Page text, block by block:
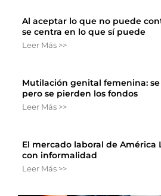
Al aceptar lo que no puede
se centra en lo que sí puede
Leer Más >>
Mutilación genital femenina:
pero se pierden los fondos
Leer Más >>
El mercado laboral de América
con informalidad
Leer Más >>